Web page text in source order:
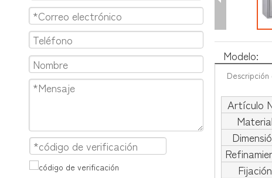
Modelo:
Artículo
Material
Fijación